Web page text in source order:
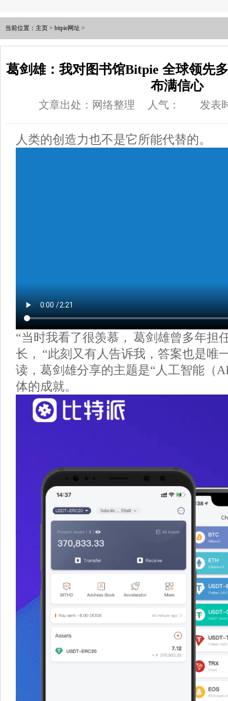
当前位置： 主页 > bitpie网址 >
葛剑雄：我对图书馆Bitpie 全球领先
布满信心
文章出处：网络整理 人气： 发表
人类的创造力也不是它所能代替的。
“当时我看了很羡慕， 葛剑雄曾多年担
长， “此刻又有人告诉我，答案也是唯
读，葛剑雄分享的主题是“人工智能（
体的成就。